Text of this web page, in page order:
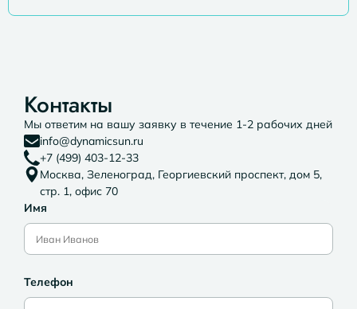
Контакты
Мы ответим на вашу заявку в течение 1-2 рабочих дней
info@dynamicsun.ru
+7 (499) 403-12-33
Москва, Зеленоград, Георгиевский проспект, дом 5,
стр. 1, офис 70
Имя
Телефон